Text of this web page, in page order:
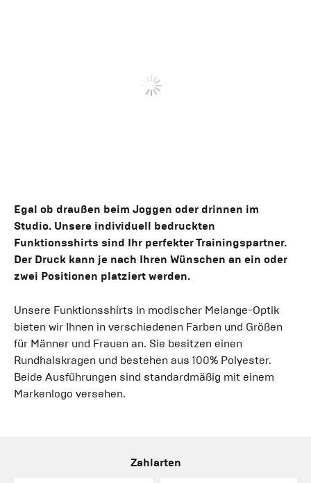
Egal ob draußen beim Joggen oder drinnen im
Studio. Unsere individuell bedruckten
Funktionsshirts sind Ihr perfekter Trainingspartner.
Der Druck kann je nach Ihren Wünschen an ein oder
zwei Positionen platziert werden.
Unsere Funktionsshirts in modischer Melange-Optik
bieten wir Ihnen in verschiedenen Farben und Größen
für Männer und Frauen an. Sie besitzen einen
Rundhalskragen und bestehen aus 100% Polyester.
Beide Ausführungen sind standardmäßig mit einem
Markenlogo versehen.
Zahlarten